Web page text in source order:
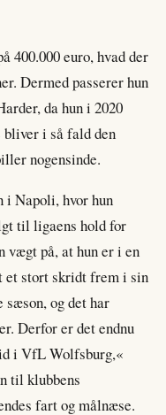
400.000 euro, hvad der
Dermed passerer hun
da hun i 2020
i så fald den
nogensinde.
Napoli, hvor hun
til ligaens hold for
vægt på, at hun er i en
et stort skridt frem i sin
og det har
Derfor er det endnu
i VfL Wolfsburg,«
til klubbens
fart og målnæse.